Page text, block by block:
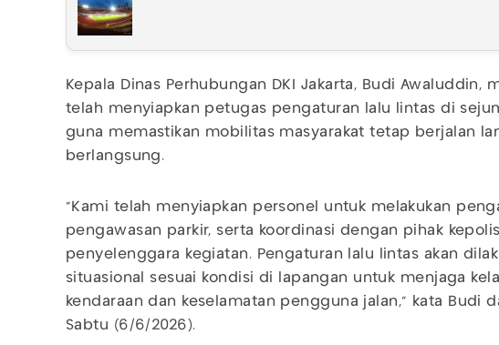
Kepala Dinas Perhubungan DKI Jakarta, Budi Awaluddin,
telah menyiapkan petugas pengaturan lalu lintas di
guna memastikan mobilitas masyarakat tetap berjalan
berlangsung.
"Kami telah menyiapkan personel untuk melakukan
pengawasan parkir, serta koordinasi dengan pihak
penyelenggara kegiatan. Pengaturan lalu lintas akan
situasional sesuai kondisi di lapangan untuk menjaga
kendaraan dan keselamatan pengguna jalan," kata Budi
Sabtu (6/6/2026).